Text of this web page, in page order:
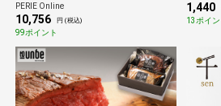
PERIE Online
10,756 円 (税込)
99ポイント
1,440
13ポイン